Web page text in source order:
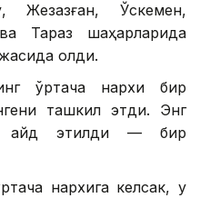
Жезқазған, Ўскемен,
Тараз шаҳарларида
қолди.
ўртача нархи бир
ташкил этди. Энг
қайд этилди — бир
нархига келсак, у